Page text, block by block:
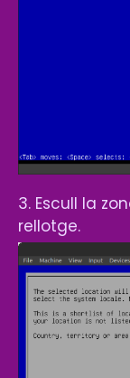
3. Escull la
rellotge.